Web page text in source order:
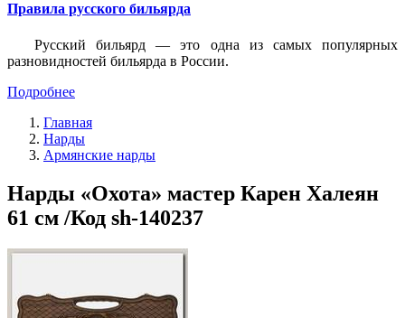
Правила русского бильярда
Русский бильярд — это одна из самых популярных
разновидностей бильярда в России.
Подробнее
Главная
Нарды
Армянские нарды
Нарды «Охота» мастер Карен Халеян
61 см /Код sh-140237